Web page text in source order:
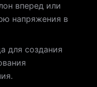
вперед или
напряжения в
для создания